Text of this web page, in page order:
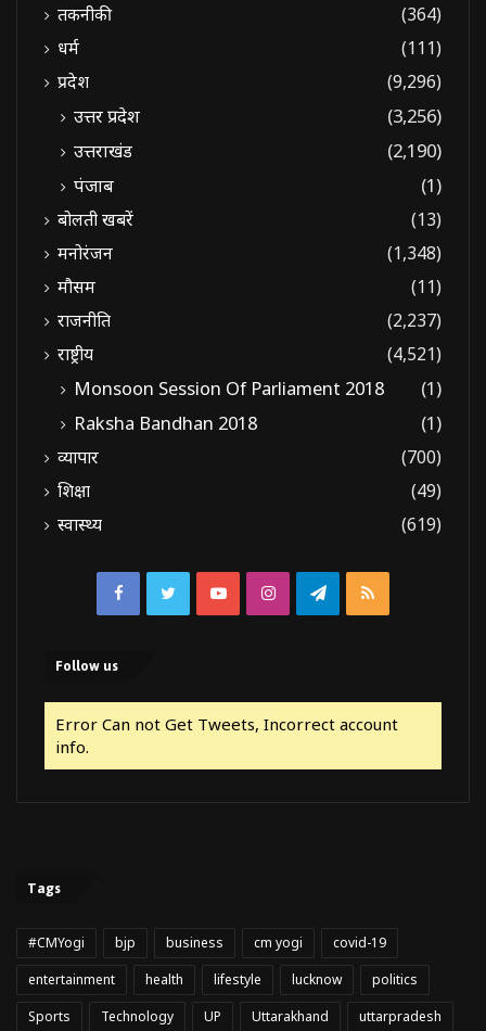
तकनीकी
(364)
धर्म
(111)
प्रदेश
(9,296)
उत्तर प्रदेश
(3,256)
उत्तराखंड
(2,190)
पंजाब
(1)
बोलती खबरें
(13)
मनोरंजन
(1,348)
मौसम
(11)
राजनीति
(2,237)
राष्ट्रीय
(4,521)
Monsoon Session Of Parliament 2018
(1)
Raksha Bandhan 2018
(1)
व्यापार
(700)
शिक्षा
(49)
स्वास्थ्य
(619)
FacebookTwitterYouTubeInstagramTelegram
RSS
Follow us
Error Can not Get Tweets, Incorrect account
info.
Tags
#CMYogi bjp business cm yogi
covid-19
entertainment
health lifestyle lucknow
politics
Sports
Technology UP Uttarakhand uttarpradesh